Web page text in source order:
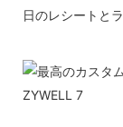
日のレシートと